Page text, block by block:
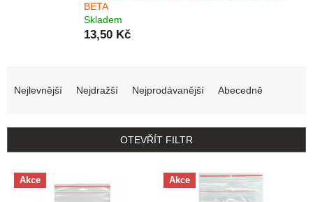
BETA
Skladem
13,50 Kč
Nejlevnější Nejdražší Nejprodávanější Abecedně
OTEVŘÍT FILTR
Výpis produktů
Akce Akce